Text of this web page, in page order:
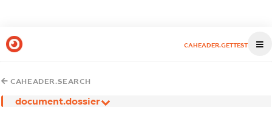
CAHEADER.GETTEST
CAHEADER.SEARCH
document.dossier